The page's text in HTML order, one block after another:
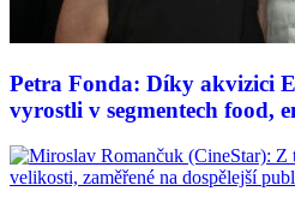
Petra Fonda: Díky akvizici
vyrostli v segmentech food,